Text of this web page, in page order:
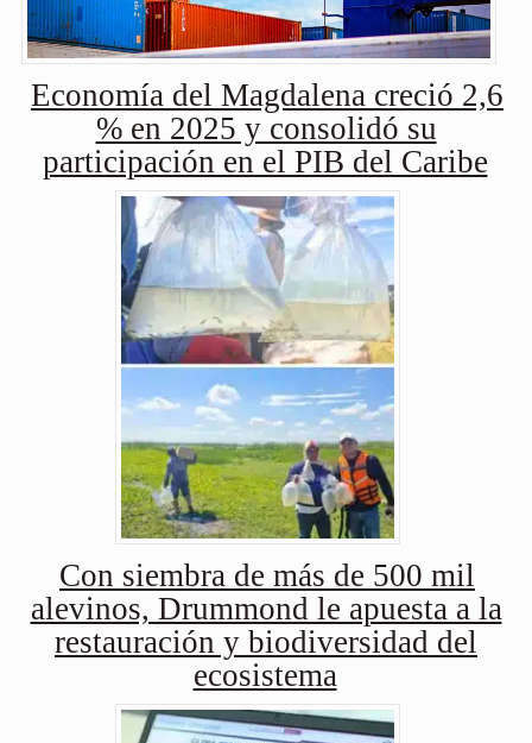
Economía del Magdalena creció 2,6
% en 2025 y consolidó su
participación en el PIB del Caribe
Con siembra de más de 500 mil
alevinos, Drummond le apuesta a la
restauración y biodiversidad del
ecosistema